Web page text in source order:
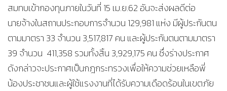
สมทบเข้ากองทุนภายในวันที่ 15 เม.ย.62 อันจะส่งผลดีต่อ
นายจ้างในสถานประกอบการจำนวน 129,981 แห่ง มีผู้ประกันตน
ตามมาตรา 33 จำนวน 3,517,817 คน และผู้ประกันตนตามมาตรา
39 จำนวน 411,358 รวมทั้งสิ้น 3,929,175 คน ซึ่งร่างประกาศ
ดังกล่าวจะประกาศเป็นกฎกระทรวงเพื่อให้ความช่วยเหลือพี่
น้องประชาชนและผู้ใช้แรงงานที่ได้รับความเดือดร้อนในเขตภัย